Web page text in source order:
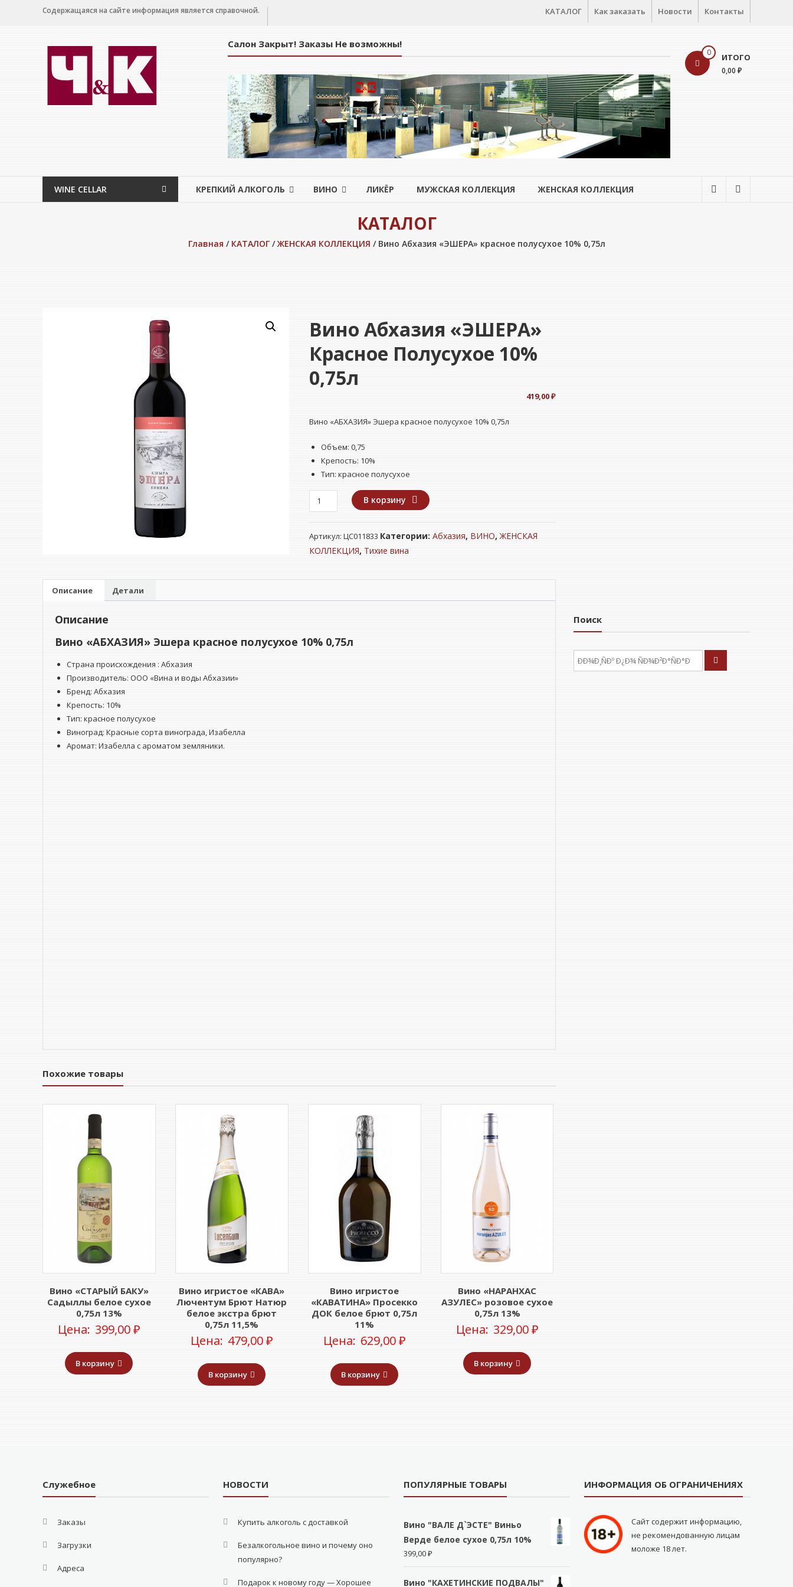
Содержащаяся на сайте информация является справочной. КАТАЛОГ Как заказать Новости Контакты
WINE
CELLAR
0 ИТОГО
0,00 ₽
Салон Закрыт! Заказы Не возможны!
WINE CELLAR КРЕПКИЙ АЛКОГОЛЬ ВИНО ЛИКЁР МУЖСКАЯ КОЛЛЕКЦИЯ ЖЕНСКАЯ КОЛЛЕКЦИЯ
КАТАЛОГ
Главная / КАТАЛОГ/ЖЕНСКАЯ КОЛЛЕКЦИЯ / Вино Абхазия «ЭШЕРА» красное полусухое 10% 0,75л
Вино Абхазия «ЭШЕРА»
Красное Полусухое 10%
0,75л
419,00₽
Вино «АБХАЗИЯ» Эшера красное полусухое 10% 0,75л
Объем: 0,75
Крепость: 10%
Тип: красное полусухое
Количество
товара
Вино
Абхазия
"ЭШЕРА"
полусухое
0,75л
В корзину
Артикул:ЦС011833 Категории:Абхазия, ВИНО,ЖЕНСКАЯ
КОЛЛЕКЦИЯ, Тихие вина
Описание Детали
Описание
Вино «АБХАЗИЯ» Эшера красное полусухое 10% 0,75л
Страна происхождения : Абхазия
Производитель: ООО «Вина и воды Абхазии»
Бренд: Абхазия
Крепость: 10%
Тип: красное полусухое
Виноград: Красные сорта винограда, Изабелла
Аромат: Изабелла с ароматом земляники.
Похожие товары
Вино «СТАРЫЙ БАКУ»
Садыллы белое сухое
0,75л 13%
Цена: 399,00₽
В корзину
Вино игристое «КАВА»
Лючентум Брют Натюр
белое экстра брют
0,75л 11,5%
Цена: 479,00₽
В корзину
Вино игристое
«КАВАТИНА» Просекко
ДОК белое брют 0,75л
11%
Цена: 629,00₽
В корзину
Вино «НАРАНХАС
АЗУЛЕС» розовое сухое
0,75л 13%
Цена: 329,00₽
В корзину
Поиск
ÐÑÐºÐ°ÑÑ:
Служебное
Заказы
Загрузки
Адреса
НОВОСТИ
Купить алкоголь с доставкой
Безалкогольное вино и почему оно
популярно?
Подарок к новому году — Хорошее
ПОПУЛЯРНЫЕ ТОВАРЫ
Вино "ВАЛЕ Д`ЭСТЕ" Виньо
Верде белое сухое 0,75л 10%
399,00₽
Вино "КАХЕТИНСКИЕ ПОДВАЛЫ"
ИНФОРМАЦИЯ ОБ ОГРАНИЧЕНИЯХ
Сайт содержит информацию,
не рекомендованную лицам
моложе 18 лет.